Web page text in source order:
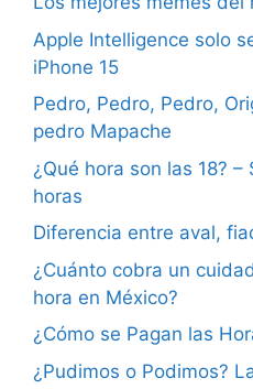
Apple Intelligence solo
iPhone 15
Pedro, Pedro, Pedro,
pedro Mapache
¿Qué hora son las 18?
horas
Diferencia entre aval,
¿Cuánto cobra un
hora en México?
¿Cómo se Pagan las
¿Pudimos o Podimos?